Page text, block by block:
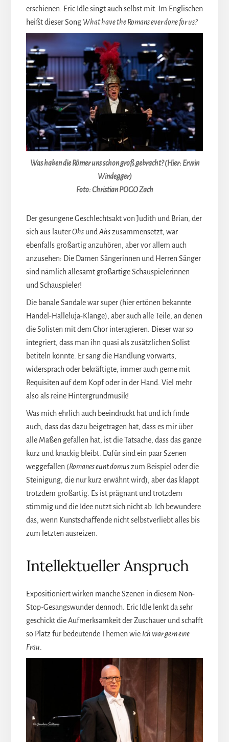
erschienen. Eric Idle singt auch selbst mit. Im Englischen
heißt dieser Song What have the Romans ever done for us?
Was haben die Römer uns schon groß gebracht? (Hier: Erwin
Windegger)
Foto: Christian POGO Zach
Der gesungene Geschlechtsakt von Judith und Brian, der
sich aus lauterOhsund Ahszusammensetzt, war
ebenfalls großartig anzuhören, aber vor allem auch
anzusehen: Die Damen Sängerinnen und Herren Sänger
sind nämlich allesamt großartige Schauspielerinnen
und Schauspieler!
Die banale Sandale war super (hier ertönen bekannte
Händel-Halleluja-Klänge), aber auch alle Teile, an denen
die Solisten mit dem Chor interagieren. Dieser war so
integriert, dass man ihn quasi als zusätzlichen Solist
betiteln könnte. Er sang die Handlung vorwärts,
widersprach oder bekräftigte, immer auch gerne mit
Requisiten auf dem Kopf oder in der Hand. Viel mehr
also als reine Hintergrundmusik!
Was mich ehrlich auch beeindruckt hat und ich finde
auch, dass das dazu beigetragen hat, dass es mir über
alle Maßen gefallen hat, ist die Tatsache, dass das ganze
kurz und knackig bleibt. Dafür sind ein paar Szenen
weggefallen (Romanes eunt domuszum Beispiel oder die
Steinigung, die nur kurz erwähnt wird), aber das klappt
trotzdem großartig. Es ist prägnant und trotzdem
stimmig und die Idee nutzt sich nicht ab. Ich bewundere
das, wenn Kunstschaffende nicht selbstverliebt alles bis
zum letzten ausreizen.
Intellektueller Anspruch
Expositioniert wirken manche Szenen in diesem Non-
Stop-Gesangswunder dennoch. Eric Idle lenkt da sehr
geschickt die Aufmerksamkeit der Zuschauer und schafft
so Platz für bedeutende Themen wie Ich wär gern eine
Frau